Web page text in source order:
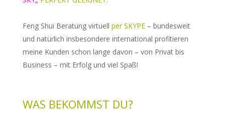
Feng Shui Beratung virtuell per SKYPE– bundesweit
und natürlich insbesondere international profitieren
meine Kunden schon lange davon – von Privat bis
Business – mit Erfolg und viel Spaß!
WAS BEKOMMST DU?